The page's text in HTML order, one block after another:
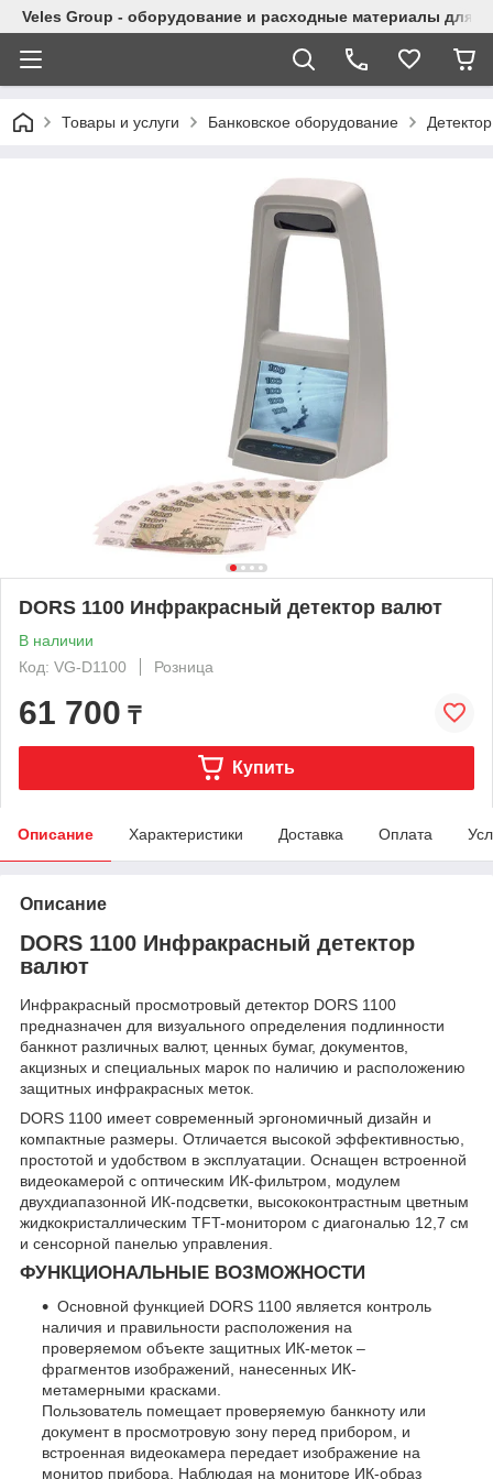
Veles Group - оборудование и расходные материалы для
Товары и услуги Банковское оборудование
DORS 1100 Инфракрасный детектор валют
В наличии
Код: VG-D1100
Розница
61 700 ₸
Купить
Описание Характеристики Доставка Оплата
Описание
DORS 1100 Инфракрасный детектор
валют
Инфракрасный просмотровый детектор DORS 1100
предназначен для визуального определения подлинности
банкнот различных валют, ценных бумаг, документов,
акцизных и специальных марок по наличию и расположению
защитных инфракрасных меток.
DORS 1100 имеет современный эргономичный дизайн и
компактные размеры. Отличается высокой эффективностью,
простотой и удобством в эксплуатации. Оснащен встроенной
видеокамерой с оптическим ИК-фильтром, модулем
двухдиапазонной ИК-подсветки, высококонтрастным цветным
жидкокристаллическим TFT-монитором с диагональю 12,7 см
и сенсорной панелью управления.
ФУНКЦИОНАЛЬНЫЕ ВОЗМОЖНОСТИ
Основной функцией DORS 1100 является контроль
наличия и правильности расположения на
проверяемом объекте защитных ИК-меток –
фрагментов изображений, нанесенных ИК-
метамерными красками.
Пользователь помещает проверяемую банкноту или
документ в просмотровую зону перед прибором, и
встроенная видеокамера передает изображение на
монитор прибора. Наблюдая на мониторе ИК-образ